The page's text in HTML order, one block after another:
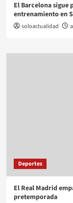
El Barcelona
entrenamiento en
soloactualidad
Deportes
El Real Madrid
pretemporada